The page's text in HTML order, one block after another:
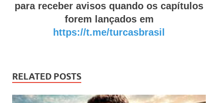
para receber avisos quando os capítulos
forem lançados em
https://t.me/turcasbrasil
RELATED POSTS